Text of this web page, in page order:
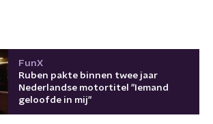
FunX
Ruben pakte binnen twee jaar
Nederlandse motortitel "Iemand
geloofde in mij"